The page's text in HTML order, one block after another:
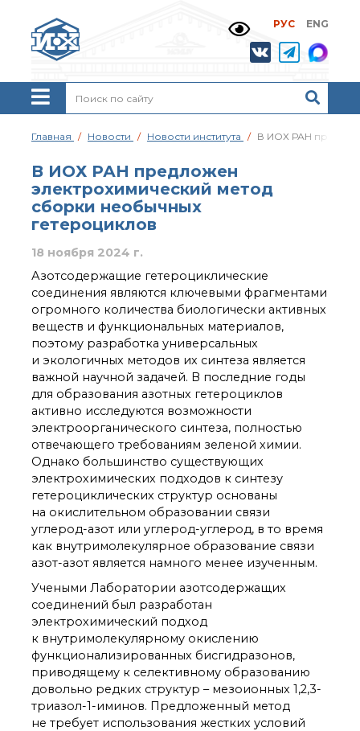
РУС ENG
Жизнь и выдающиеся
моменты научной
деятельности
Н. Д. Зелинского
История ИОХ РАН
Администрация
Научные школы
Подразделения
института
Ученый совет ИОХ
РАН
Диссертационные
советы
Совет молодых ученых
ИОХ РАН
Центр коллективного
пользования
Института
органической химии
РАН (ЦКП ИОХ РАН)
Библиотека
Инфоресурсы
Профком
Документы
Контакты
Основные
направления
деятельности
достижения института
Научный Совет РАН
по органической
химии
Искусственный
интеллект (ИИ)
в химии
Аддитивные
технологии
Главная Новости Новости института В ИОХ РАН
В ИОХ РАН предложен
электрохимический метод
сборки необычных
гетероциклов
18 ноября 2024 г.
Азотсодержащие гетероциклические
соединения являются ключевыми фрагментами
огромного количества биологически активных
веществ и функциональных материалов,
поэтому разработка универсальных
и экологичных методов их синтеза является
важной научной задачей. В последние годы
для образования азотных гетероциклов
активно исследуются возможности
электроорганического синтеза, полностью
отвечающего требованиям зеленой химии.
Однако большинство существующих
электрохимических подходов к синтезу
гетероциклических структур основаны
на окислительном образовании связи
углерод-азот или углерод-углерод, в то время
как внутримолекулярное образование связи
азот-азот является намного менее изученным.
Учеными Лаборатории азотсодержащих
соединений был разработан
электрохимический подход
к внутримолекулярному окислению
функционализированных бисгидразонов,
приводящему к селективному образованию
довольно редких структур – мезоионных 1,2,3-
триазол-1-иминов. Предложенный метод
не требует использования жестких условий